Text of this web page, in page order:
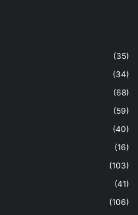
(35)
(34)
(68)
(59)
(40)
(16)
(103)
(41)
(106)